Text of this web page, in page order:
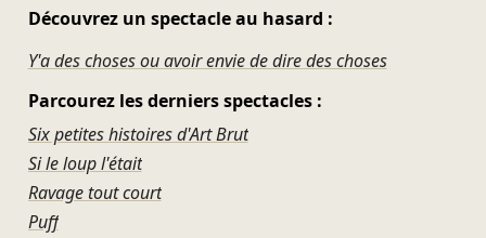
Découvrez un spectacle au hasard :
Y'a des choses ou avoir envie de dire des choses
Parcourez les derniers spectacles :
Six petites histoires d'Art Brut
Si le loup l'était
Ravage tout court
Puff